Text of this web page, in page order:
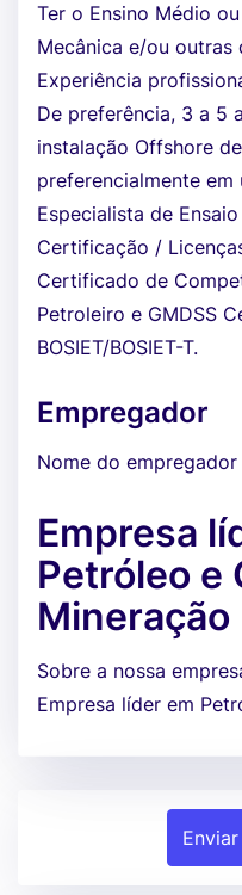
Ter o Ensino Médio
Mecânica e/ou outras
Experiência
De preferência, 3 a 5
instalação Offshore
preferencialmente em
Especialista de
Certificação /
Certificado de
Petroleiro e GMDSS
BOSIET/BOSIET-T.
Empregador
Nome do empregador
Empresa
Petróleo e
Mineração
Sobre a nossa
Empresa líder em